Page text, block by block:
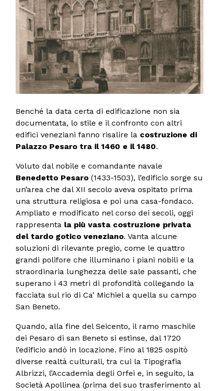
Benché la data certa di edificazione non sia
documentata, lo stile e il confronto con altri
edifici veneziani fanno risalire la costruzione di
Palazzo Pesaro tra il 1460 e il 1480.
Voluto dal nobile e comandante navale
Benedetto Pesaro (1433-1503), l’edificio sorge su
un’area che dal XII secolo aveva ospitato prima
una struttura religiosa e poi una casa-fondaco.
Ampliato e modificato nel corso dei secoli, oggi
rappresenta la più vasta costruzione privata
del tardo gotico veneziano. Vanta alcune
soluzioni di rilevante pregio, come le quattro
grandi polifore che illuminano i piani nobili e la
straordinaria lunghezza delle sale passanti, che
superano i 43 metri di profondità collegando la
facciata sul rio di Ca’ Michiel a quella su campo
San Beneto.
Quando, alla fine del Seicento, il ramo maschile
dei Pesaro di san Beneto si estinse, dal 1720
l’edificio andò in locazione. Fino al 1825 ospitò
diverse realtà culturali, tra cui la Tipografia
Albrizzi, l’Accademia degli Orfei e, in seguito, la
Società Apollinea (prima del suo trasferimento al